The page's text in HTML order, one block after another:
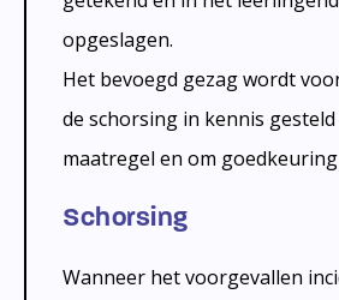
opgeslagen.
Het bevoegd gezag wordt
de schorsing in kennis gesteld
maatregel en om
Schorsing
Wanneer het voorgevallen